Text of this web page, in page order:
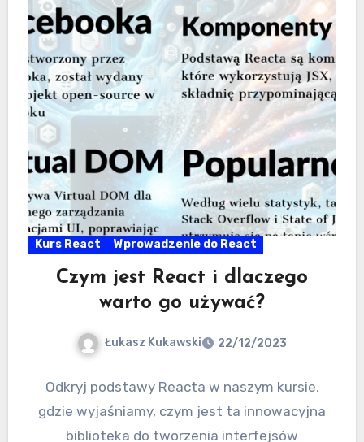
Kurs React Wprowadzenie do React
Czym jest React i dlaczego
warto go używać?
Łukasz Kukawski 22/12/2023
Odkryj podstawy Reacta w naszym kursie,
gdzie wyjaśniamy, czym jest ta innowacyjna
biblioteka do tworzenia interfejsów